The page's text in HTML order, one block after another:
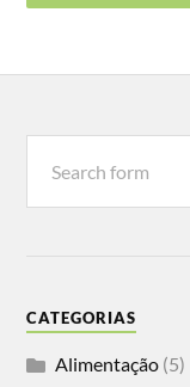
CATEGORIAS
Alimentação (5)